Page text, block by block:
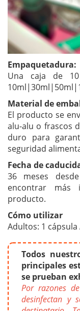
Empaquetadura:
Una caja de 10
Material de
El producto se
alu-alu o frascos
duro para
seguridad
Fecha de
36 meses
encontrar más
producto.
Cómo utilizar
Adultos: 1 cápsula
Todos
principales
se prueban
Por razones
desinfectan y